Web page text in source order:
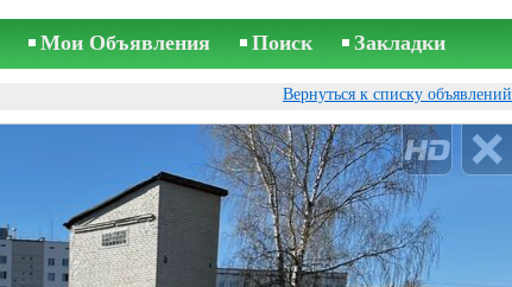
Мои Объявления Поиск Закладки
Вернуться к списку объявлений